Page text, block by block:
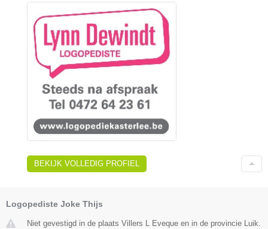
BEKIJK VOLLEDIG PROFIEL
Logopediste Joke Thijs
Niet gevestigd in de plaats Villers L Eveque en in de provincie Luik.